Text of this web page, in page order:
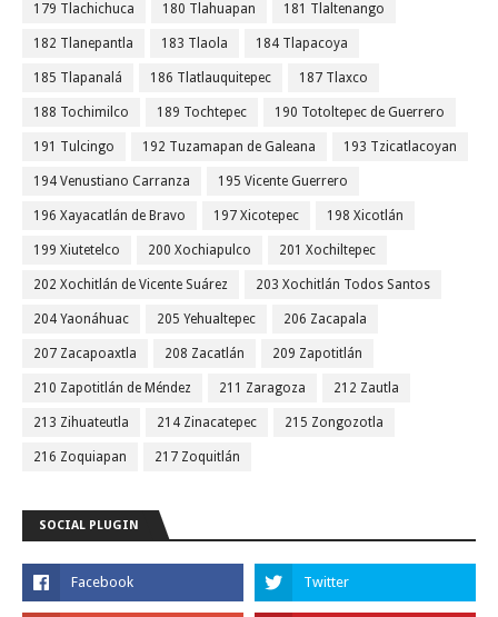
179 Tlachichuca 180 Tlahuapan 181 Tlaltenango
182 Tlanepantla 183 Tlaola 184 Tlapacoya
185 Tlapanalá 186 Tlatlauquitepec 187 Tlaxco
188 Tochimilco 189 Tochtepec 190 Totoltepec de Guerrero
191 Tulcingo 192 Tuzamapan de Galeana 193 Tzicatlacoyan
194 Venustiano Carranza 195 Vicente Guerrero
196 Xayacatlán de Bravo 197 Xicotepec 198 Xicotlán
199 Xiutetelco 200 Xochiapulco 201 Xochiltepec
202 Xochitlán de Vicente Suárez 203 Xochitlán Todos Santos
204 Yaonáhuac 205 Yehualtepec 206 Zacapala
207 Zacapoaxtla 208 Zacatlán 209 Zapotitlán
210 Zapotitlán de Méndez 211 Zaragoza 212 Zautla
213 Zihuateutla 214 Zinacatepec 215 Zongozotla
216 Zoquiapan 217 Zoquitlán
SOCIAL PLUGIN